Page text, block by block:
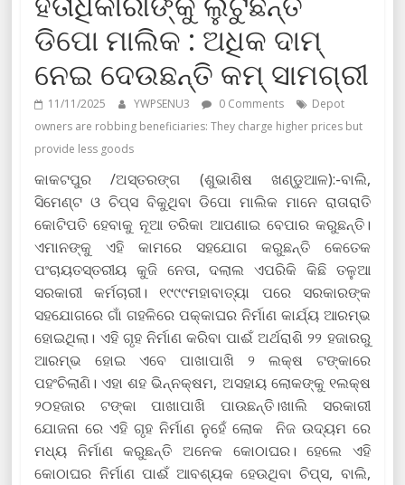
ଡିପୋ ମାଲିକ : ଅଧିକ ଦାମ୍
ନେଇ ଦେଉଛନ୍ତି କମ୍ ସାମଗ୍ରୀ
11/11/2025 YWPSENU3 0 Comments
Depot
owners are robbing beneficiaries: They charge higher prices but
provide less goods
କାକଟପୁର /ଅସ୍ତରଙ୍ଗ (ଶୁଭାଶିଷ ଖଣ୍ଡୁଆଳ):-ବାଲି,
ସିମେଣ୍ଟ ଓ ଚିପ୍ସ ବିକୁଥିବା ଡିପୋ ମାଲିକ ମାନେ ରାତାରାତି
କୋଟିପତି ହେବାକୁ ନୂଆ ତରିକା ଆପଣାଇ ବେପାର କରୁଛନ୍ତି।
ଏମାନଙ୍କୁ ଏହି କାମରେ ସହଯୋଗ କରୁଛନ୍ତି କେତେକ
ପଂଚାୟତସ୍ତରୀୟ କୁଜି ନେତା, ଦଲାଲ ଏପରିକି କିଛି ତଳୁଆ
ସରକାରୀ କର୍ମଚାରୀ। ୧୯୯୯ମହାବାତ୍ୟା ପରେ ସରକାରଙ୍କ
ସହଯୋଗରେ ଗାଁ ଗହଳିରେ ପକ୍କାଘର ନିର୍ମାଣ କାର୍ଯ୍ୟ ଆରମ୍ଭ
ହୋଇଥିଲା। ଏହି ଗୃହ ନିର୍ମାଣ କରିବା ପାଈଁ ଅର୍ଥରାଶି ୨୨ ହଜାରରୁ
ଆରମ୍ଭ ହୋଇ ଏବେ ପାଖାପାଖି ୨ ଲକ୍ଷ ଟଙ୍କାରେ
ପହଂଚିଲାଣି। ଏହା ଶହ ଭିନ୍ନକ୍ଷମ, ଅସହାୟ ଲୋକଙ୍କୁ ୧ଲକ୍ଷ
୨୦ହଜାର ଟଙ୍କା ପାଖାପାଖି ପାଉଛନ୍ତି।ଖାଲି ସରକାରୀ
ଯୋଜନା ରେ ଏହି ଗୃହ ନିର୍ମାଣ ନୁହେଁ ଲୋକ ନିଜ ଉଦ୍ୟମ ରେ
ମଧ୍ୟ ନିର୍ମାଣ କରୁଛନ୍ତି ଅନେକ କୋଠାଘର। ହେଲେ ଏହି
କୋଠାଘର ନିର୍ମାଣ ପାଈଁ ଆବଶ୍ୟକ ହେଉଥିବା ଚିପ୍ସ, ବାଲି,